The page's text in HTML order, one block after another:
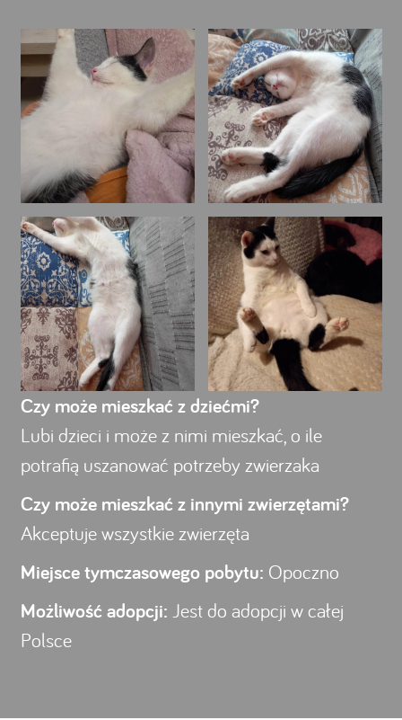
Czy może mieszkać z dziećmi?
Lubi dzieci i może z nimi mieszkać, o ile
potrafią uszanować potrzeby zwierzaka
Czy może mieszkać z innymi zwierzętami?
Akceptuje wszystkie zwierzęta
Miejsce tymczasowego pobytu: Opoczno
Możliwość adopcji: Jest do adopcji w całej
Polsce